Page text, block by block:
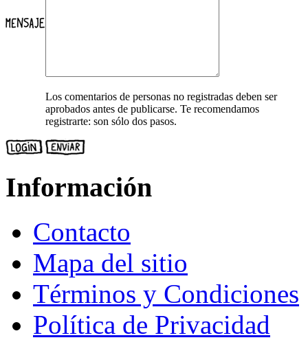
Los comentarios de personas no registradas deben ser
aprobados antes de publicarse. Te recomendamos
registrarte: son sólo dos pasos.
Información
Contacto
Mapa del sitio
Términos y Condiciones
Política de Privacidad